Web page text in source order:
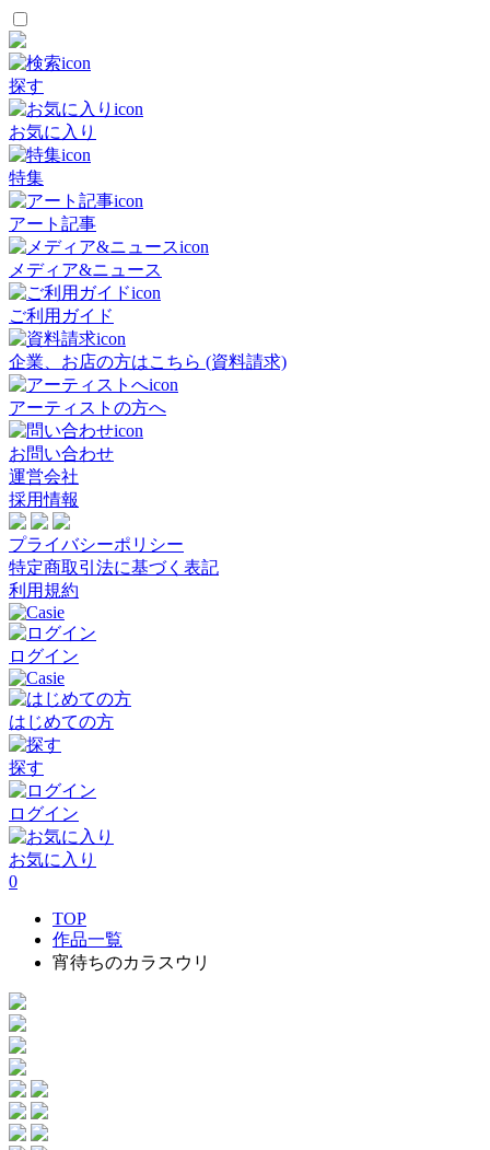
探す
お気に入り
特集
アート記事
メディア&ニュース
ご利用ガイド
企業、お店の方はこちら (資料請求)
アーティストの方へ
お問い合わせ
運営会社
採用情報
プライバシーポリシー
特定商取引法に基づく表記
利用規約
ログイン
はじめての方
探す
ログイン
お気に入り
0
TOP
作品一覧
宵待ちのカラスウリ